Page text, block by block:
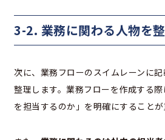
3-2. 業務に関わる人物を
次に、業務フローのスイムレーンに
整理します。業務フローを作成する
を担当するのか」を明確にすることが